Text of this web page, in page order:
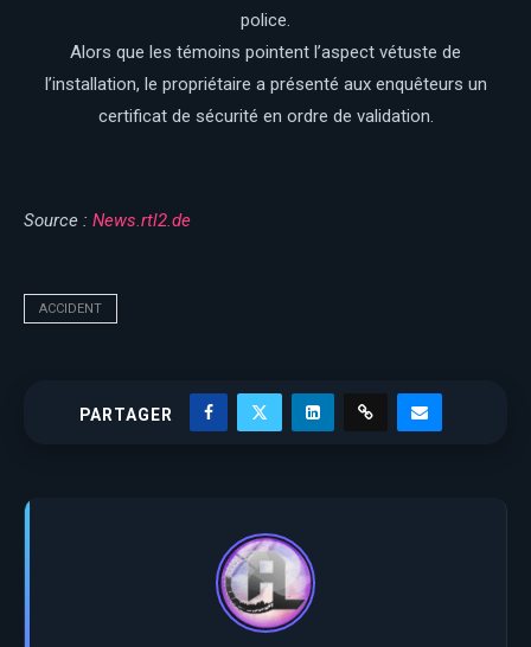
police.
Alors que les témoins pointent l’aspect vétuste de
l’installation, le propriétaire a présenté aux enquêteurs un
certificat de sécurité en ordre de validation.
Source : News.rtl2.de
ACCIDENT
PARTAGER